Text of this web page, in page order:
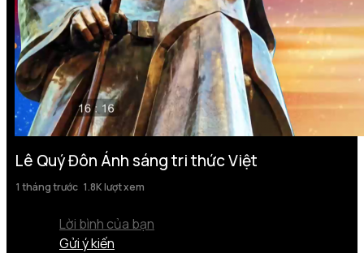
Lê Quý Đôn Ánh sáng tri thức Việt
1 tháng trước 1.8K lượt xem
Lời bình của bạn
Gửi ý kiến